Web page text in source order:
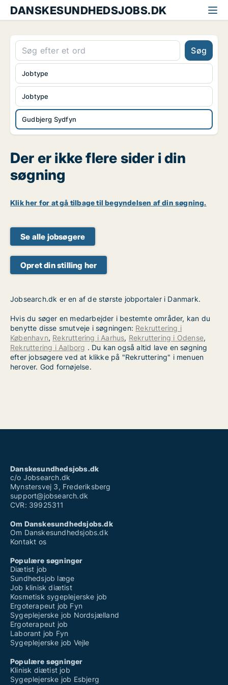
DANSKESUNDHEDSJOBS.DK
Søg
Jobtype
Gudbjerg Sydfyn
Jobtype
Der er ikke flere sider i din
søgning
Klik her for at gå tilbage til begyndelsen af din søgning.
Se alle jobsøgere
Opret din stilling her
Jobsearch.dk er en af de største jobportaler i Danmark.
Hvis du søger en medarbejder i bestemte områder, kan du
benytte disse smutveje i søgningen: Rekruttering i
København, Rekruttering i Aarhus, Rekruttering i Odense,
Rekruttering i Aalborg . Du kan også altid lave en søgning
efter jobsøgere ved at klikke på "Rekruttering" i menuen
herover. God fornøjelse.
Danskesundhedsjobs.dk
c/o Jobsearch.dk
Mynstersvej 3, Frederiksberg
support@jobsearch.dk
CVR: 39925311
Om Danskesundhedsjobs.dk
Om Danskesundhedsjobs.dk
Kontakt os
Populære søgninger
Diætist job
Sundhedsjob læge
Job klinisk diætist
Kosmetisk sygeplejerske job
Ergoterapeut job Fyn
Sygeplejerske job Nordsjælland
Ergoterapeut job
Laborant job Fyn
Sygeplejerske job Vejle
Populære søgninger
Klinisk diætist job
Sygeplejerske job Esbjerg